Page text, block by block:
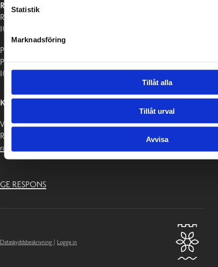
Statistik
Marknadsföring
Tillåt alla
Tillåt urval
Avvisa
RASEBORGS STAD
Raseborgsvägen 37
10650 Ekenäs
Postadress:
PB 58
10611 Raseborg
KONTAKTUPPGIFTER
Växel 019-289 2000
Registratur:
raseborg@raseborg.fi
GE RESPONS
Dataskyddsbeskrivning Logga in